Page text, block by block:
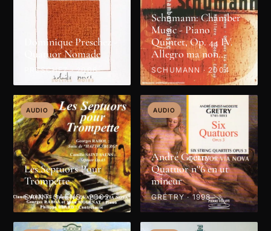
Dominique Preschez -
Quatuor Nomade
PRESCHEZ · 2006
Schumann: Chamber
Music - Piano
Quintet, Op. 44 IV.
Allegro ma non
troppo
SCHUMANN · 2004
AUDIO
Les Septuors Pour
Trompette
SAINT-SAËNS · 2002
AUDIO
André Grétry -
Quatuor n°6 en ut
mineur
GRÉTRY · 1998